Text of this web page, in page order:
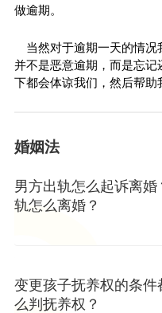
做逾期。
当然对于逾期一天的情
并不是恶意逾期，而是忘
下都会体谅我们，然后帮助
婚姻法
男方出轨怎么起诉离
轨怎么离婚？
变更孩子抚养权的条
么判抚养权？